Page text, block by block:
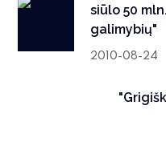
siūlo 50
galimybių"
2010-08-24